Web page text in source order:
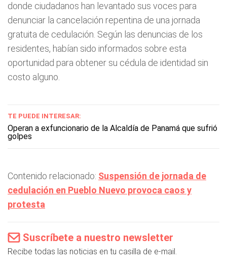
donde ciudadanos han levantado sus voces para
denunciar la cancelación repentina de una jornada
gratuita de cedulación. Según las denuncias de los
residentes, habían sido informados sobre esta
oportunidad para obtener su cédula de identidad sin
costo alguno.
TE PUEDE INTERESAR:
Operan a exfuncionario de la Alcaldía de Panamá que sufrió
golpes
Contenido relacionado: Suspensión de jornada de
cedulación en Pueblo Nuevo provoca caos y
protesta
Suscríbete a nuestro newsletter
Recibe todas las noticias en tu casilla de e-mail.